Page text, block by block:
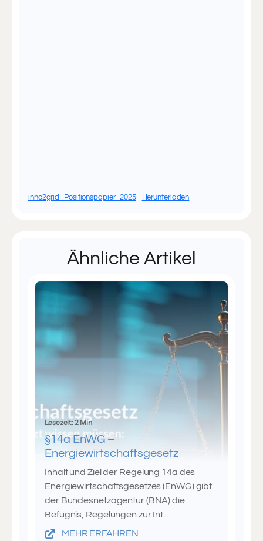
inno2grid_Positionspapier_2025 Herunterladen
Ähnliche Artikel
Lesezeit: 2 Min
§14a EnWG –
Energiewirtschaftsgesetz
Inhalt und Ziel der Regelung 14a des
Energiewirtschaftsgesetzes (EnWG) gibt
der Bundesnetzagentur (BNA) die
Befugnis, Regelungen zur Int...
MEHR ERFAHREN